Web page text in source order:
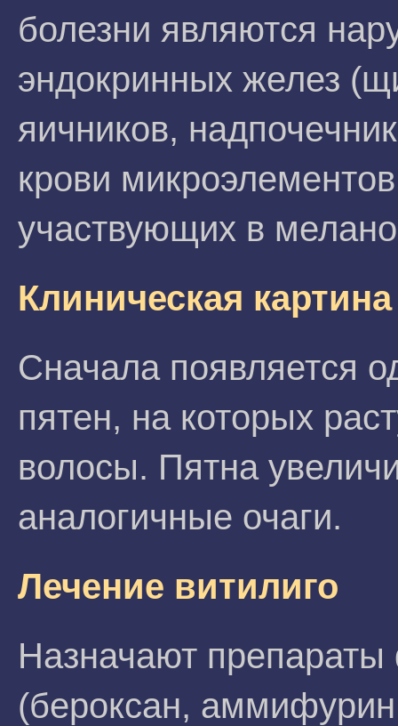
болезни являются
эндокринных желез
яичников,
крови
участвующих в
Клиническая
Сначала появляется
пятен, на которых
волосы. Пятна
аналогичные очаги.
Лечение витилиго
Назначают
(бероксан,